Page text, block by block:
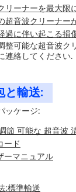
リーナーを最大限
超音波クリーナー
過に伴い起こる損
整可能な超音波ク
連絡してください.
と輸送:
ッケージ:
節 可能な 超音波
ード
ーマニュアル
:標準輸送